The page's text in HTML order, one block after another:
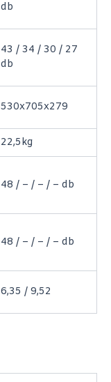
db
43 / 34 / 30 / 27
db
530x705x279
22,5kg
48 / – / – / – db
48 / – / – / – db
6,35 / 9,52